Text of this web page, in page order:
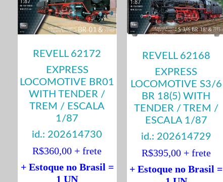
REVELL 62172
EXPRESS
LOCOMOTIVE BR01
WITH TENDER /
TREM / ESCALA
1/87
id.: 202614730
R$360,00 + frete
+ Estoque no Brasil =
1 UN
REVELL 62168
EXPRESS
LOCOMOTIVE S3/6
BR 18(5) WITH
TENDER / TREM /
ESCALA 1/87
id.: 202614729
R$395,00 + frete
+ Estoque no Brasil =